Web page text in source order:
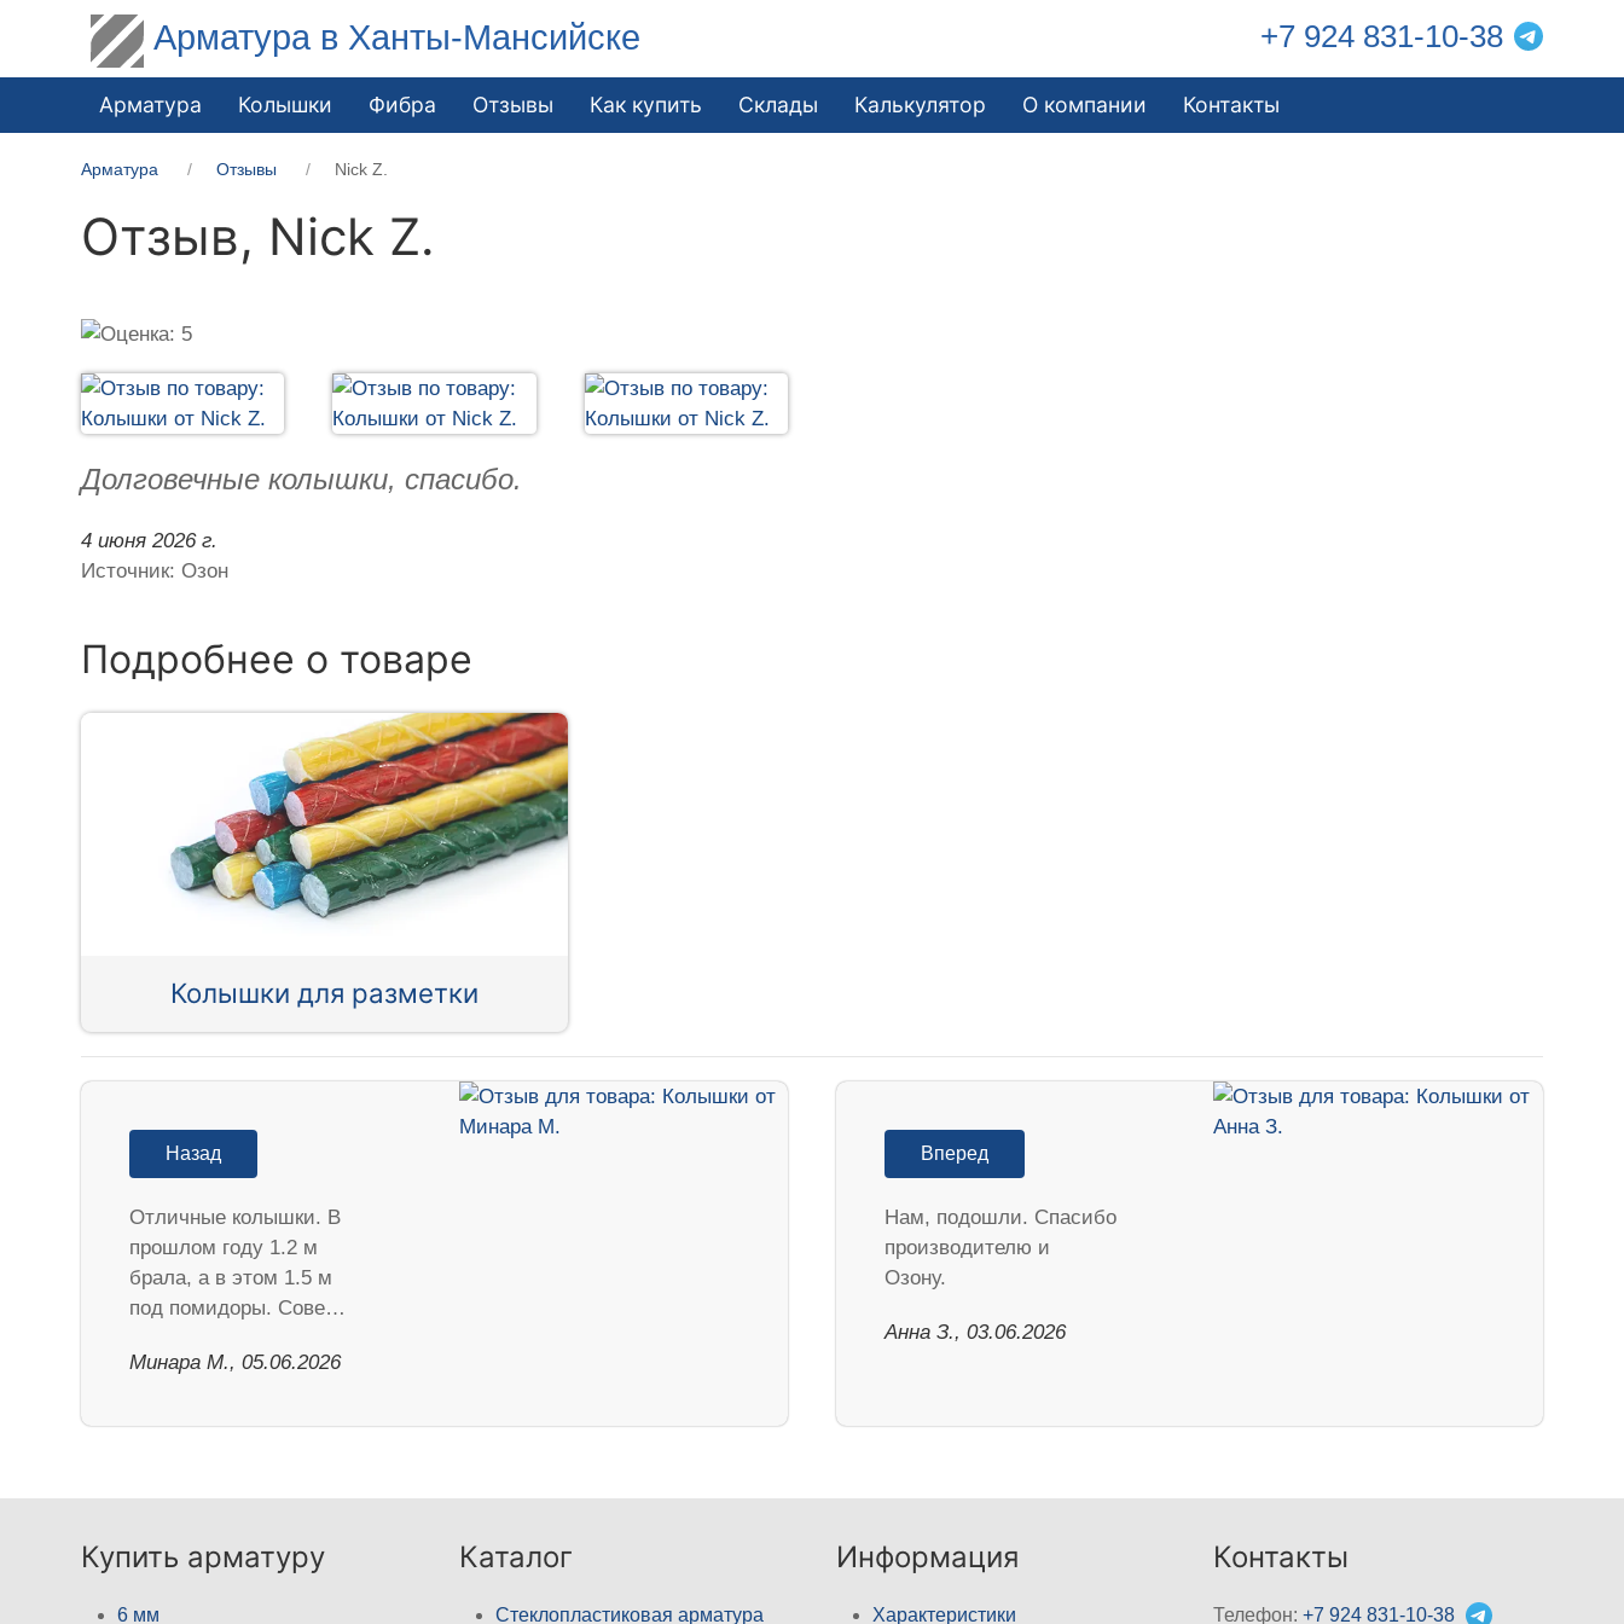
Арматура в Ханты-Мансийске +7 924 831-10-38
Арматура Колышки Фибра Отзывы Как купить Склады Калькулятор О компании Контакты
Арматура Отзывы Nick Z.
Отзыв, Nick Z.
Долговечные колышки, спасибо.
4 июня 2026 г.
Источник: Озон
Подробнее о товаре
Колышки для разметки
Назад
Отличные колышки. В
прошлом году 1.2 м
брала, а в этом 1.5 м
под помидоры. Сове…
Минара М., 05.06.2026
Вперед
Нам, подошли. Спасибо
производителю и
Озону.
Анна З., 03.06.2026
Купить арматуру
6 мм
Каталог
Стеклопластиковая арматура
Информация
Характеристики
Контакты
Телефон:+7 924 831-10-38